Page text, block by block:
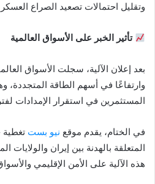
وتقليل احتمالات تصعيد الصراع
تأثير الخبر على الأسواق العالمية
بعد إعلان الآلية، سجلت الأسواق
وارتفاعًا في أسهم الطاقة
المستثمرين في استقرار الإمدادات
في الختام، يقدم موقع نيو بست
المتعلقة بالهدنة بين إيران والولايات
هذه الآلية على الأمن الإقليمي